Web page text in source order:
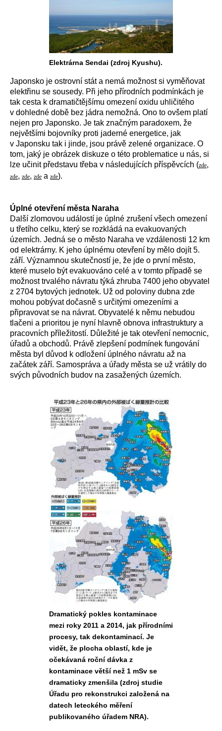
Elektrárna Sendai (zdroj Kyushu).
Japonsko je ostrovní stát a nemá možnost si vyměňovat
elektřinu se sousedy. Při jeho přírodních podmínkách je
tak cesta k dramatičtějšímu omezení oxidu uhličitého
v dohledné době bez jádra nemožná. Ono to ovšem platí
nejen pro Japonsko. Je tak značným paradoxem, že
největšími bojovníky proti jaderné energetice, jak
v Japonsku tak i jinde, jsou právě zelené organizace. O
tom, jaký je obrázek diskuze o této problematice u nás, si
lze učinit představu třeba v následujících příspěvcích (zde,
zde, zde, zde a zde).
Úplné otevření města Naraha
Další zlomovou událostí je úplné zrušení všech omezení
u třetího celku, který se rozkládá na evakuovaných
územích. Jedná se o město Naraha ve vzdálenosti 12 km
od elektrárny. K jeho úplnému otevření by mělo dojít 5.
září. Významnou skutečností je, že jde o první město,
které muselo být evakuováno celé a v tomto případě se
možnost trvalého návratu týká zhruba 7400 jeho obyvatel
z 2704 bytových jednotek. Už od poloviny dubna zde
mohou pobývat dočasně s určitými omezeními a
připravovat se na návrat. Obyvatelé k němu nebudou
tlačeni a prioritou je nyní hlavně obnova infrastruktury a
pracovních příležitostí. Důležité je tak otevření nemocnic,
úřadů a obchodů. Právě zlepšení podmínek fungování
města byl důvod k odložení úplného návratu až na
začátek září. Samospráva a úřady města se už vrátily do
svých původních budov na zasažených územích.
Dramatický pokles kontaminace
mezi roky 2011 a 2014, jak přírodními
procesy, tak dekontaminací. Je
vidět, že plocha oblastí, kde je
očekávaná roční dávka z
kontaminace větší než 1 mSv se
dramaticky zmenšila (zdroj studie
Úřadu pro rekonstrukci založená na
datech leteckého měření
publikovaného úřadem NRA).